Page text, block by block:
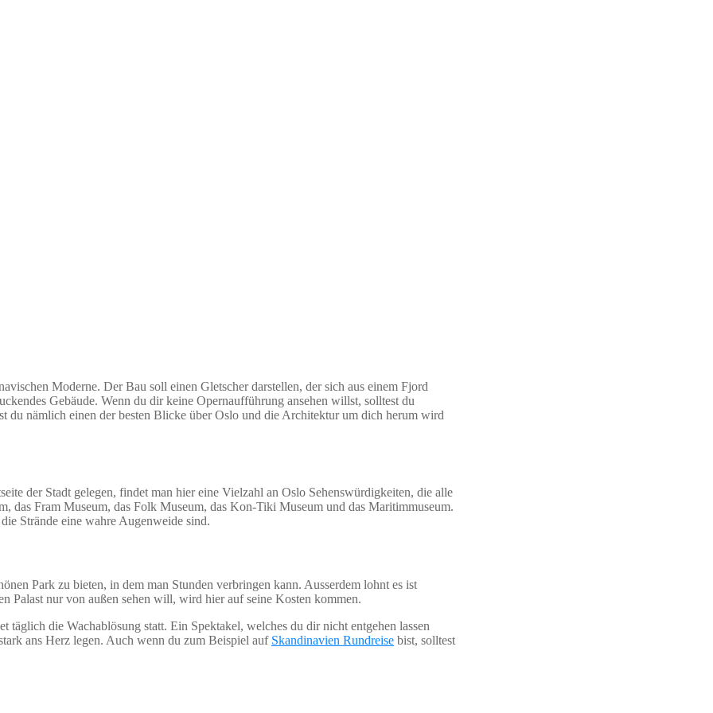
Moderne. Der Bau soll einen Gletscher darstellen, der sich aus einem Fjord
Gebäude. Wenn du dir keine Opernaufführung ansehen willst, solltest du
du nämlich einen der besten Blicke über Oslo und die Architektur um dich herum wird
der Stadt gelegen, findet man hier eine Vielzahl an Oslo Sehenswürdigkeiten, die alle
das Fram Museum, das Folk Museum, das Kon-Tiki Museum und das Maritimmuseum.
Strände eine wahre Augenweide sind.
Park zu bieten, in dem man Stunden verbringen kann. Ausserdem lohnt es ist
Palast nur von außen sehen will, wird hier auf seine Kosten kommen.
die Wachablösung statt. Ein Spektakel, welches du dir nicht entgehen lassen
ans Herz legen. Auch wenn du zum Beispiel auf Skandinavien Rundreise bist, solltest